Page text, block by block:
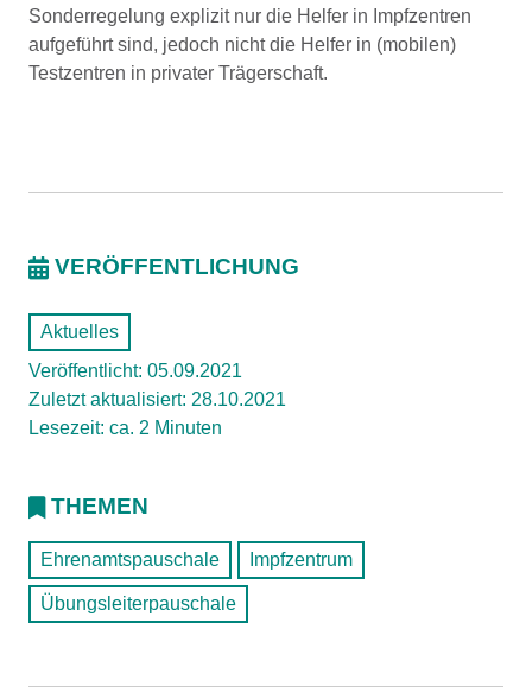
Sonderregelung explizit nur die Helfer in Impfzentren
aufgeführt sind, jedoch nicht die Helfer in (mobilen)
Testzentren in privater Trägerschaft.
VERÖFFENTLICHUNG
Aktuelles
Veröffentlicht: 05.09.2021
Zuletzt aktualisiert: 28.10.2021
Lesezeit: ca. 2 Minuten
THEMEN
Ehrenamtspauschale Impfzentrum
Übungsleiterpauschale